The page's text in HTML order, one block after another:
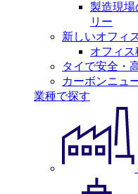
製造現場
リー
新しいオフィ
オフィ
タイで安全・
カーボンニュ
業種で探す